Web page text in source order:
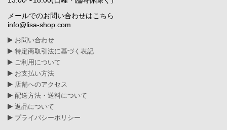
メールでのお問い合わせはこちら
info@lisa-shop.com
お問い合わせ
特定商取引法に基づく表記
ご利用について
お支払い方法
店舗へのアクセス
配送方法・送料について
返品について
プライバシーポリシー